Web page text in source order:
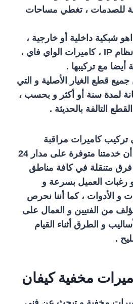
للصدمات ، تغطي مساحات
شبكية داخلية أو خارجية ،
داهو شبكية هبر نظام IP ، كاميرات الواي فاي ،
أيضا مع تركيبها .
جميع قطع الغيار الأصلية و التي
لمدة سنة أو أكثر و بحسب ،
التالفة بالحديثة .
تركيب كاميرات مراقبة
باكستاني كيفان حيث أن خدمتنا متوفرة على مدار 24
فرق متنقلة في كافة مناطق
و رغبات العميل بسرعة و
و الأدوات ، كما أننا نحرص
من الفنيين و العمال على
و الطرق أثناء القيام
.
مخفية كيفان